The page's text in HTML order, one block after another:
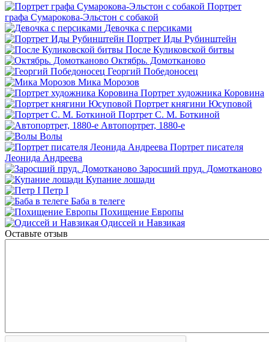
Портрет
графа Сумарокова-Эльстон с собакой
Девочка с персиками
Портрет Иды Рубинштейн
После Куликовской битвы
Октябрь. Домотканово
Георгий Победоносец
Мика Морозов
Портрет художника Коровина
Портрет княгини Юсуповой
Портрет С. М. Боткиной
Автопортрет, 1880-е
Волы
Портрет писателя
Леонида Андреева
Заросший пруд. Домотканово
Купание лошади
Петр I
Баба в телеге
Похищение Европы
Одиссей и Навзикая
Оставьте отзыв